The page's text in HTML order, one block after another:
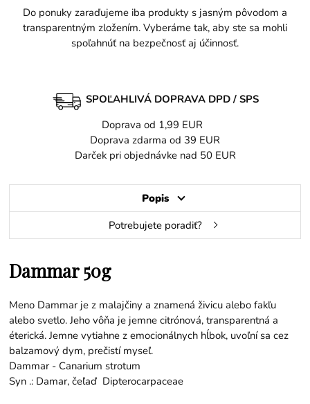
Do ponuky zaraďujeme iba produkty s jasným pôvodom a
transparentným zložením. Vyberáme tak, aby ste sa mohli
spoľahnúť na bezpečnosť aj účinnosť.
SPOĽAHLIVÁ DOPRAVA DPD / SPS
Doprava od 1,99 EUR
Doprava zdarma od 39 EUR
Darček pri objednávke nad 50 EUR
Popis
Potrebujete poradiť?
Dammar 50g
Meno Dammar je z malajčiny a znamená živicu alebo fakľu
alebo svetlo. Jeho vôňa je jemne citrónová, transparentná a
éterická. Jemne vytiahne z emocionálnych hĺbok, uvoľní sa cez
balzamový dym, prečistí myseľ.
Dammar - Canarium strotum
Syn .: Damar, čeľaď Dipterocarpaceae